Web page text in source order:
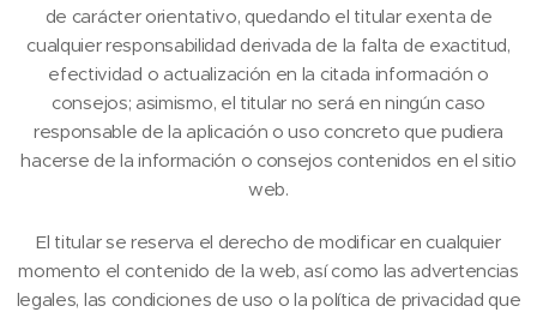
de carácter orientativo, quedando el titular exenta de
cualquier responsabilidad derivada de la falta de exactitud,
efectividad o actualización en la citada información o
consejos; asimismo, el titular no será en ningún caso
responsable de la aplicación o uso concreto que pudiera
hacerse de la información o consejos contenidos en el sitio
web.
El titular se reserva el derecho de modificar en cualquier
momento el contenido de la web, así como las advertencias
legales, las condiciones de uso o la política de privacidad que